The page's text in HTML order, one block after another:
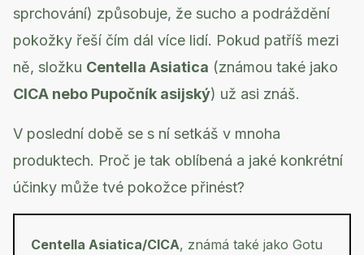
sprchování) způsobuje, že sucho a podráždění
pokožky řeší čím dál více lidí. Pokud patříš mezi
ně, složku Centella Asiatica (známou také jako
CICA nebo Pupočník asijský) už asi znáš.
V poslední době se s ní setkáš v mnoha
produktech. Proč je tak oblíbená a jaké konkrétní
účinky může tvé pokožce přinést?
Centella Asiatica/CICA, známá také jako Gotu